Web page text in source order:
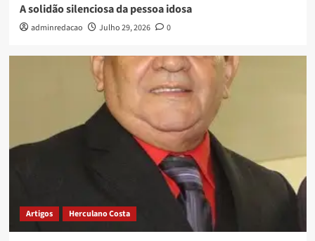
A solidão silenciosa da pessoa idosa
adminredacao Julho 29, 2026 0
Artigos Herculano Costa